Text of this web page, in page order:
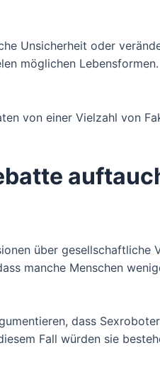
Unsicherheit oder
möglichen Lebensformen.
von einer Vielzahl von
über gesellschaftliche
manche Menschen
dass
Fall würden sie